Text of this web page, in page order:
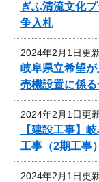
ぎふ清流文化
争入札
2024年2月1日更
岐阜県立希望
売機設置に係
2024年2月1日更
【建設工事】
工事（2期工事
2024年2月1日更